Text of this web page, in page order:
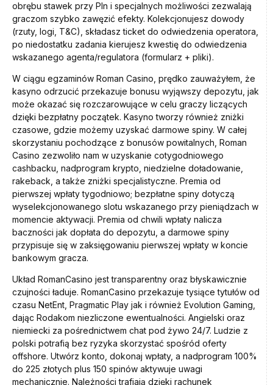
obrębu stawek przy Pln i specjalnych możliwości zezwalają
graczom szybko zawęzić efekty. Kolekcjonujesz dowody
(rzuty, logi, T&C), składasz ticket do odwiedzenia operatora,
po niedostatku zadania kierujesz kwestię do odwiedzenia
wskazanego agenta/regulatora (formularz + pliki).
W ciągu egzaminów Roman Casino, prędko zauważyłem, że
kasyno odrzucić przekazuje bonusu wyjąwszy depozytu, jak
może okazać się rozczarowujące w celu graczy liczących
dzięki bezpłatny początek. Kasyno tworzy również zniżki
czasowe, gdzie możemy uzyskać darmowe spiny. W całej
skorzystaniu pochodzące z bonusów powitalnych, Roman
Casino zezwoliło nam w uzyskanie cotygodniowego
cashbacku, nadprogram krypto, niedzielne doładowanie,
rakeback, a także zniżki specjalistyczne. Premia od
pierwszej wpłaty tygodniowo; bezpłatne spiny dotyczą
wyselekcjonowanego slotu wskazanego przy pieniądzach w
momencie aktywacji. Premia od chwili wpłaty nalicza
baczności jak dopłata do depozytu, a darmowe spiny
przypisuje się w zaksięgowaniu pierwszej wpłaty w koncie
bankowym gracza.
Układ RomanCasino jest transparentny oraz błyskawicznie
czujności ładuje. RomanCasino przekazuje tysiące tytułów od
czasu NetEnt, Pragmatic Play jak i również Evolution Gaming,
dając Rodakom niezliczone ewentualności. Angielski oraz
niemiecki za pośrednictwem chat pod żywo 24/7. Ludzie z
polski potrafią bez ryzyka skorzystać spośród oferty
offshore. Utwórz konto, dokonaj wpłaty, a nadprogram 100%
do 225 złotych plus 150 spinów aktywuje uwagi
mechanicznie. Należności trafiają dzięki rachunek